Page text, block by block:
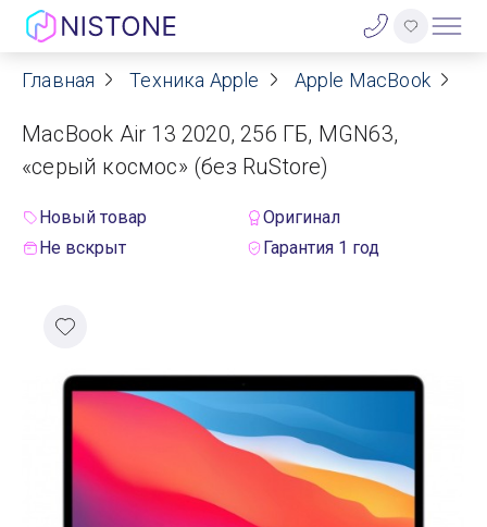
Акции
О нас
Договор оферты
Контакты
Оплата
Главная Техника Apple Apple MacBook
MacBook Air 13 2020, 256 ГБ, MGN63,
«серый космос» (без RuStore)
Новый товар
Оригинал
Не вскрыт
Гарантия 1 год